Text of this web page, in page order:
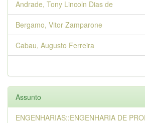
Andrade, Tony Lincoln Dias de
Bergamo, Vitor Zamparone
Cabau, Augusto Ferreira
Assunto
ENGENHARIAS::ENGENHARIA DE